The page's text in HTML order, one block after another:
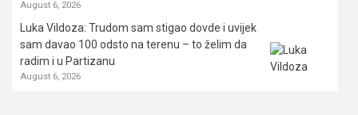
August 6, 2026
Luka Vildoza: Trudom sam stigao dovde i uvijek
sam davao 100 odsto na terenu – to želim da
radim i u Partizanu
August 6, 2026